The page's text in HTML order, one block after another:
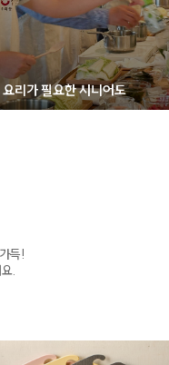
요리가 필요한 시니어도
득!
.